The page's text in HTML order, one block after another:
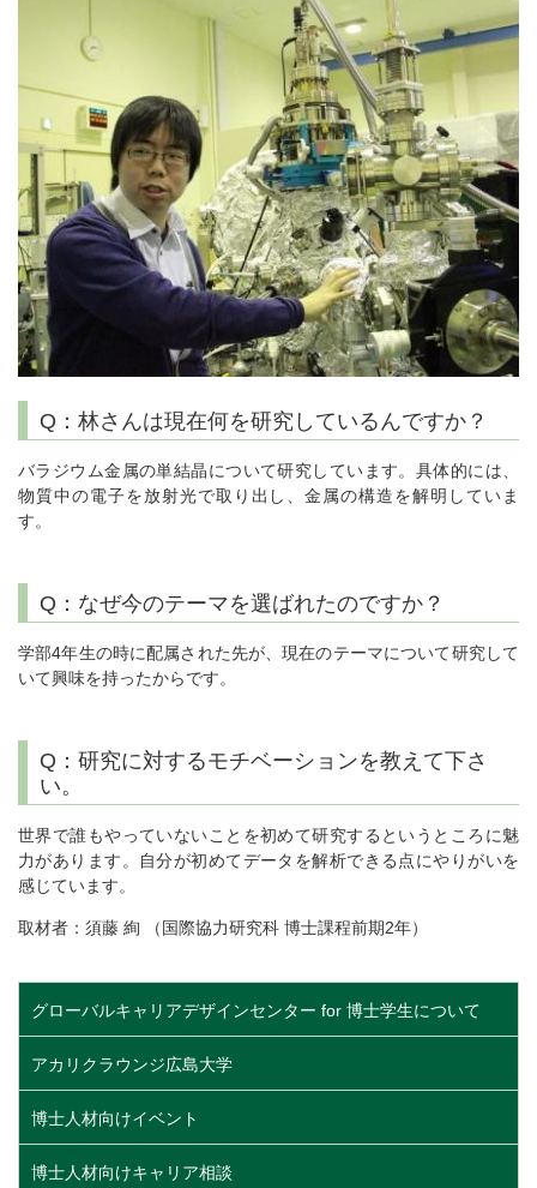
Q：林さんは現在何を研究しているんですか？
バラジウム金属の単結晶について研究しています。具体的には、
物質中の電子を放射光で取り出し、金属の構造を解明していま
す。
Q：なぜ今のテーマを選ばれたのですか？
学部4年生の時に配属された先が、現在のテーマについて研究して
いて興味を持ったからです。
Q：研究に対するモチベーションを教えて下さ
い。
世界で誰もやっていないことを初めて研究するというところに魅
力があります。自分が初めてデータを解析できる点にやりがいを
感じています。
取材者：須藤 絢 （国際協力研究科 博士課程前期2年）
グローバルキャリアデザインセンター for 博士学生について
アカリクラウンジ広島大学
博士人材向けイベント
博士人材向けキャリア相談